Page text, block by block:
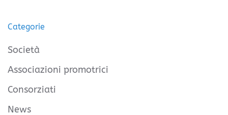
Categorie
Società
Associazioni promotrici
Consorziati
News